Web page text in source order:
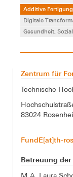
Additive Fertigung
Digitale
Gesundheit,
Zentrum für
Technische
83024
FundE[at]th-
Betreuung